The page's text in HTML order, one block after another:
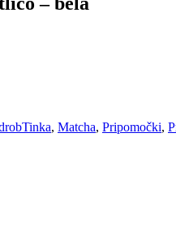
, Matcha, Pripomočki,